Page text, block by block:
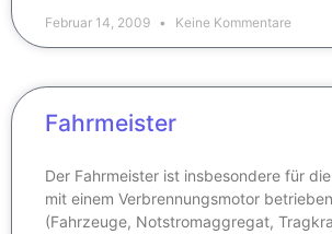
Februar 14, 2009 Keine Kommentare
Fahrmeister
Der Fahrmeister ist insbesondere für
mit einem Verbrennungsmotor
(Fahrzeuge, Notstromaggregat,